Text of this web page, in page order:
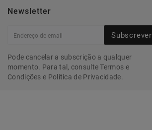
Newsletter
Subscrever
Pode cancelar a subscrição a qualquer
momento. Para tal, consulte Termos e
Condições e Política de Privacidade.